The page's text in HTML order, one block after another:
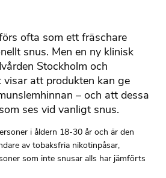
ofta som ett fräschare
snus. Men en ny klinisk
Stockholm och
att produkten kan ge
– och att dessa
ses vid vanligt snus.
i åldern 18-30 år och är den
av tobaksfria nikotinpåsar,
som inte snusar alls har jämförts